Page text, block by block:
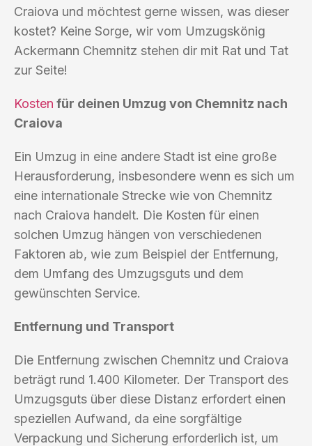
Craiova und möchtest gerne wissen, was dieser
kostet? Keine Sorge, wir vom Umzugskönig
Ackermann Chemnitz stehen dir mit Rat und Tat
zur Seite!
Kosten für deinen Umzug von Chemnitz nach
Craiova
Ein Umzug in eine andere Stadt ist eine große
Herausforderung, insbesondere wenn es sich um
eine internationale Strecke wie von Chemnitz
nach Craiova handelt. Die Kosten für einen
solchen Umzug hängen von verschiedenen
Faktoren ab, wie zum Beispiel der Entfernung,
dem Umfang des Umzugsguts und dem
gewünschten Service.
Entfernung und Transport
Die Entfernung zwischen Chemnitz und Craiova
beträgt rund 1.400 Kilometer. Der Transport des
Umzugsguts über diese Distanz erfordert einen
speziellen Aufwand, da eine sorgfältige
Verpackung und Sicherung erforderlich ist, um